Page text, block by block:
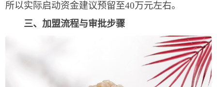
所以实际启动资金建议预留至40万元左右。
三、加盟流程与审批步骤